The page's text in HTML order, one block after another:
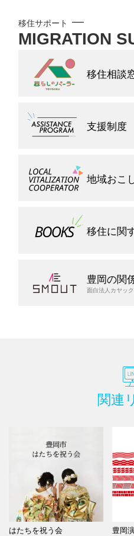
移住サポート
MIGRATION
移住相談
支援制度
地域おこ
移住に関
豊岡の関
面白法人カヤッ
関連
はたちを祝う会 豊岡